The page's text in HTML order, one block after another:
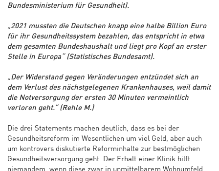
Bundesministerium für Gesundheit).
„2021 mussten die Deutschen knapp eine halbe Billion Euro
für ihr Gesundheitssystem bezahlen, das entspricht in etwa
dem gesamten Bundeshaushalt und liegt pro Kopf an erster
Stelle in Europa“ (Statistisches Bundesamt).
„Der Widerstand gegen Veränderungen entzündet sich an
dem Verlust des nächstgelegenen Krankenhauses, weil damit
die Notversorgung der ersten 30 Minuten vermeintlich
verloren geht.“ (Rehle M.)
Die drei Statements machen deutlich, dass es bei der
Gesundheitsreform im Wesentlichen um viel Geld, aber auch
um kontrovers diskutierte Reforminhalte zur bestmöglichen
Gesundheitsversorgung geht. Der Erhalt einer Klinik hilft
niemandem, wenn diese zwar in unmittelbarem Wohnumfeld